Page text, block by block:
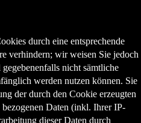
durch eine entsprechende
verhindern; wir weisen Sie jedoch
nicht sämtliche
werden nutzen können. Sie
der durch den Cookie erzeugten
Daten (inkl. Ihrer IP-
dieser Daten durch